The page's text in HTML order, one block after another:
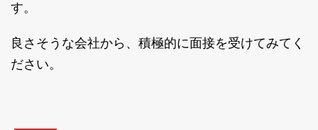
す。
良さそうな会社から、積極的に面接を受けてみてく
ださい。